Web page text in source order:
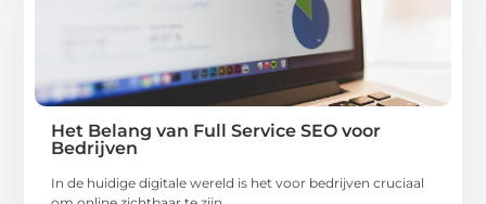
Het Belang van Full Service SEO voor
Bedrijven
In de huidige digitale wereld is het voor bedrijven cruciaal